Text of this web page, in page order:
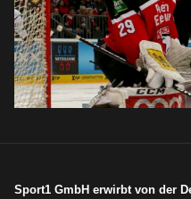
Sport1 GmbH erwirbt von der